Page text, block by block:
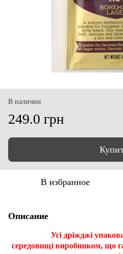
В наличии
249.0 грн
В избранное
Описание
Усі дріжджі
середовищі виробником, що